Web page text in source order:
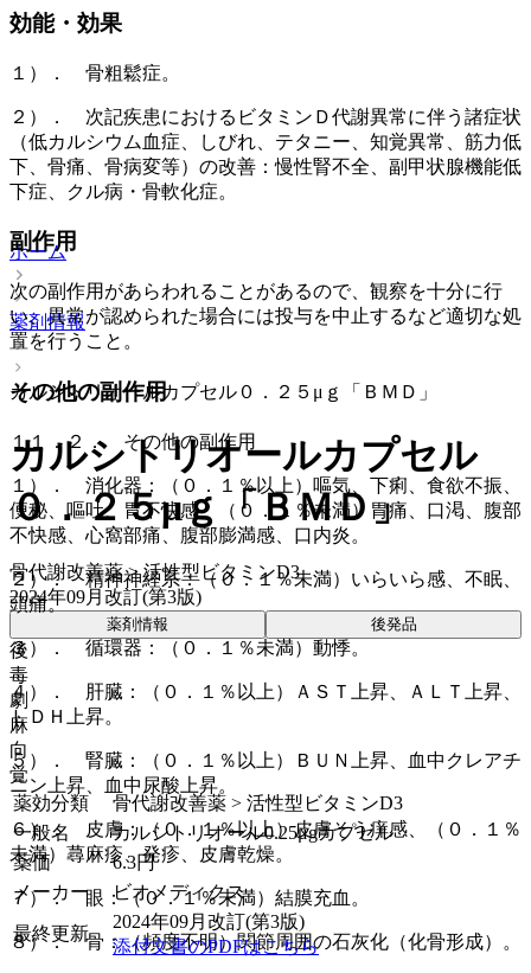
効能・効果
１）． 骨粗鬆症。
２）． 次記疾患におけるビタミンＤ代謝異常に伴う諸症状
（低カルシウム血症、しびれ、テタニー、知覚異常、筋力低
下、骨痛、骨病変等）の改善：慢性腎不全、副甲状腺機能低
下症、クル病・骨軟化症。
副作用
次の副作用があらわれることがあるので、観察を十分に行
い、異常が認められた場合には投与を中止するなど適切な処
置を行うこと。
その他の副作用
１１．２． その他の副作用
１）． 消化器：（０．１％以上）嘔気、下痢、食欲不振、
便秘、嘔吐、胃不快感、（０．１％未満）胃痛、口渇、腹部
不快感、心窩部痛、腹部膨満感、口内炎。
２）． 精神神経系：（０．１％未満）いらいら感、不眠、
頭痛。
３）． 循環器：（０．１％未満）動悸。
４）． 肝臓：（０．１％以上）ＡＳＴ上昇、ＡＬＴ上昇、
ＬＤＨ上昇。
５）． 腎臓：（０．１％以上）ＢＵＮ上昇、血中クレアチ
ニン上昇、血中尿酸上昇。
６）． 皮膚：（０．１％以上）皮膚そう痒感、（０．１％
未満）蕁麻疹、発疹、皮膚乾燥。
７）． 眼：（０．１％未満）結膜充血。
８）． 骨：（頻度不明）関節周囲の石灰化（化骨形成）。
ホーム
薬剤情報
カルシトリオールカプセル０．２５μｇ「ＢＭＤ」
カルシトリオールカプセル
０．２５μｇ「ＢＭＤ」
骨代謝改善薬 > 活性型ビタミンD3
2024年09月改訂(第3版)
薬剤情報 後発品
後
毒
劇
麻
向
覚
薬効分類
骨代謝改善薬 > 活性型ビタミンD3
一般名
カルシトリオール0.25μgカプセル
薬価
6.3円
メーカー
ビオメディクス
最終更新
2024年09月改訂(第3版)
添付文書のPDFはこちら